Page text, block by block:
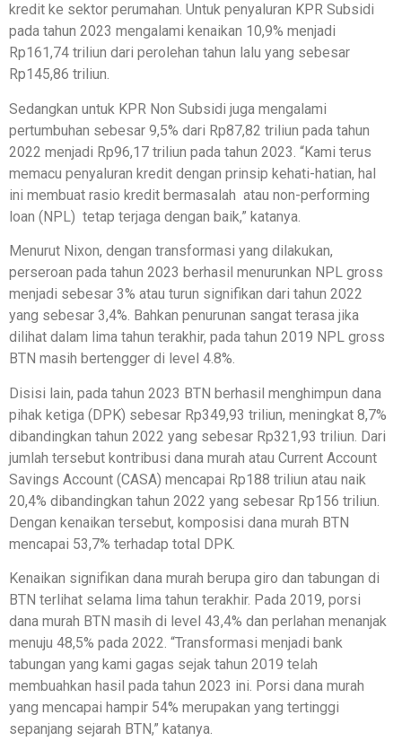
kredit ke sektor perumahan. Untuk penyaluran KPR Subsidi
pada tahun 2023 mengalami kenaikan 10,9% menjadi
Rp161,74 triliun dari perolehan tahun lalu yang sebesar
Rp145,86 triliun.
Sedangkan untuk KPR Non Subsidi juga mengalami
pertumbuhan sebesar 9,5% dari Rp87,82 triliun pada tahun
2022 menjadi Rp96,17 triliun pada tahun 2023. “Kami terus
memacu penyaluran kredit dengan prinsip kehati-hatian, hal
ini membuat rasio kredit bermasalah atau non-performing
loan (NPL) tetap terjaga dengan baik,” katanya.
Menurut Nixon, dengan transformasi yang dilakukan,
perseroan pada tahun 2023 berhasil menurunkan NPL gross
menjadi sebesar 3% atau turun signifikan dari tahun 2022
yang sebesar 3,4%. Bahkan penurunan sangat terasa jika
dilihat dalam lima tahun terakhir, pada tahun 2019 NPL gross
BTN masih bertengger di level 4.8%.
Disisi lain, pada tahun 2023 BTN berhasil menghimpun dana
pihak ketiga (DPK) sebesar Rp349,93 triliun, meningkat 8,7%
dibandingkan tahun 2022 yang sebesar Rp321,93 triliun. Dari
jumlah tersebut kontribusi dana murah atau Current Account
Savings Account (CASA) mencapai Rp188 triliun atau naik
20,4% dibandingkan tahun 2022 yang sebesar Rp156 triliun.
Dengan kenaikan tersebut, komposisi dana murah BTN
mencapai 53,7% terhadap total DPK.
Kenaikan signifikan dana murah berupa giro dan tabungan di
BTN terlihat selama lima tahun terakhir. Pada 2019, porsi
dana murah BTN masih di level 43,4% dan perlahan menanjak
menuju 48,5% pada 2022. “Transformasi menjadi bank
tabungan yang kami gagas sejak tahun 2019 telah
membuahkan hasil pada tahun 2023 ini. Porsi dana murah
yang mencapai hampir 54% merupakan yang tertinggi
sepanjang sejarah BTN,” katanya.